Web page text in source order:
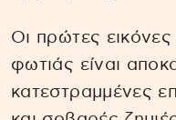
Οι πρώτες
φωτιάς είναι
κατεστραμμένες